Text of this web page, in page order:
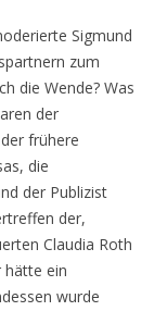
Sigmund
zum
die Wende? Was
der
frühere
die
der Publizist
der,
Claudia Roth
hätte ein
wurde